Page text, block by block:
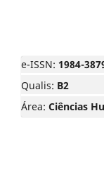
e-ISSN: 1984-
Qualis: B2
Área: Ciências